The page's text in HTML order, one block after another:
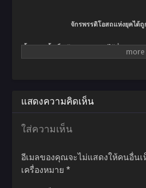
จักรพรรดิโอสถแห่งยุคได้
ที่จะสิ้นชีพ
แสดงความคิดเห็น
ใส่ความเห็น
อีเมลของคุณจะไม่แสดงให้คนอื่นเ
เครื่องหมาย *